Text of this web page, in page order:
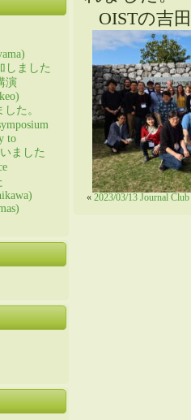
しました
演
た。
to
ました
OISTの吉
« 2023/03/13 Journal